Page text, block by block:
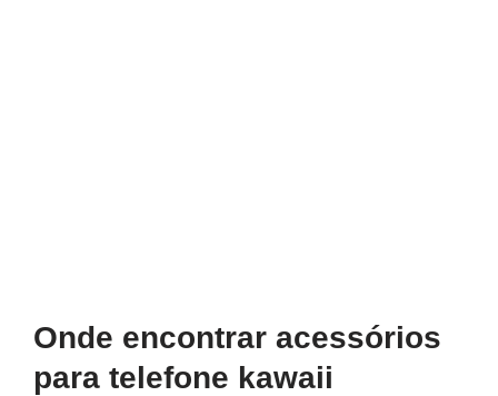
Onde encontrar acessórios
para telefone kawaii